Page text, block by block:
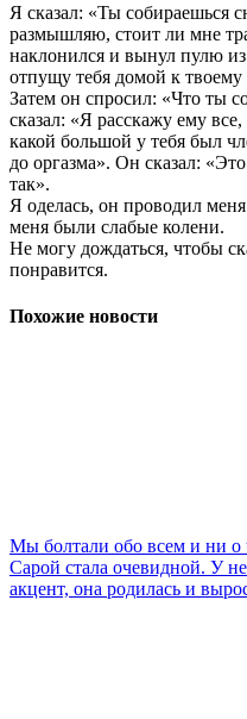
Я сказал: «Ты собираешься
размышляю, стоит ли мне
наклонился и вынул пулю
отпущу тебя домой к
Затем он спросил: «Что ты
сказал: «Я расскажу ему
какой большой у тебя был
до оргазма». Он сказал:
так».
Я оделась, он проводил
меня были слабые колени.
Не могу дождаться, чтобы
понравится.
Похожие новости
Мы болтали обо всем и ни о
Сарой стала очевидной. У
акцент, она родилась и